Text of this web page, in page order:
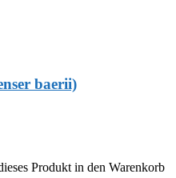
baerii)
Produkt in den Warenkorb